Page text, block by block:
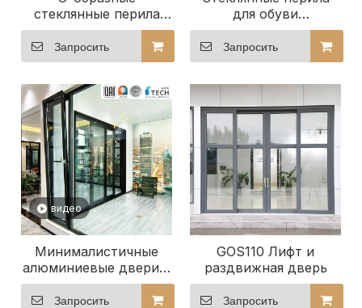
стеклянные перила
для наружного
балкона для офиса/
виллы
Запросить
для обуви
современного
дизайна премиум-
класса
Запросить
видео
Минималистичные
алюминиевые двери с
узкой рамой
Запросить
GOS110 Лифт и
раздвижная дверь
Запросить